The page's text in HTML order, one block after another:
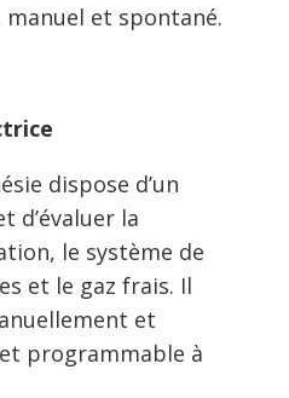
et spontané.
dispose d’un
d’évaluer la
le système de
et le gaz frais. Il
et
programmable à